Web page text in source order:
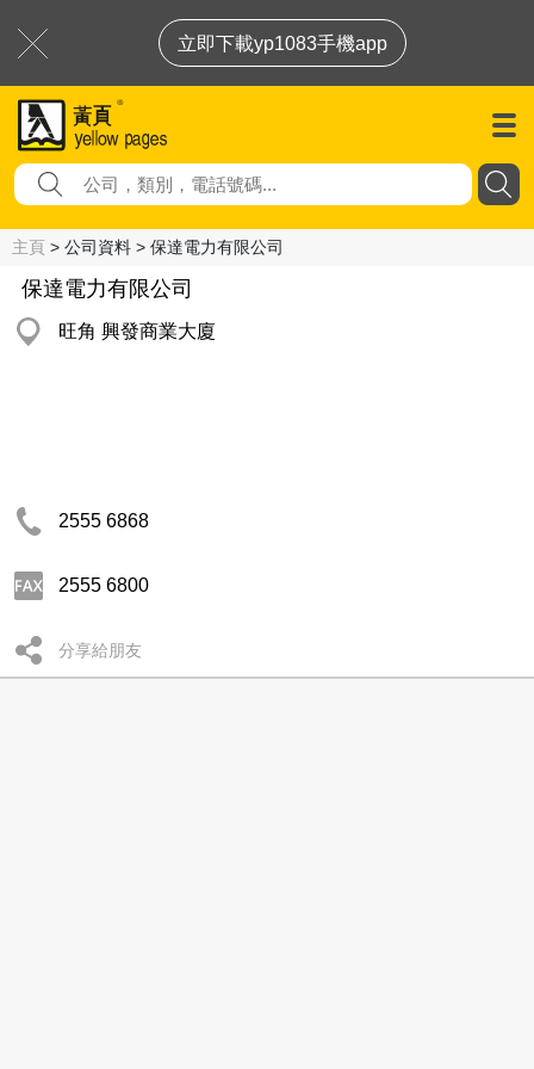
立即下載yp1083手機app
主頁 > 公司資料 > 保達電力有限公司
保達電力有限公司
旺角 興發商業大廈
2555 6868
2555 6800
分享給朋友